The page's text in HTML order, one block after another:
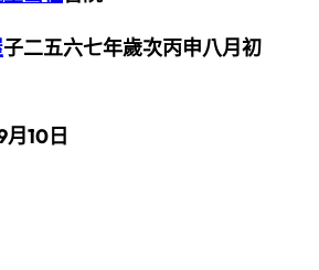
子二五六七年歲次丙申八月初
10日